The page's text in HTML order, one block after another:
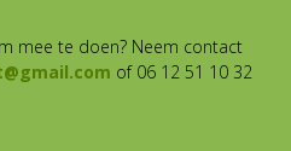
mee te doen? Neem contact
of 06 12 51 10 32